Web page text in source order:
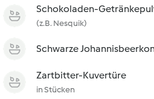
Schokoladen-
(z.B. Nesquik)
Schwarze
Zartbitter-Kuvertüre
in Stücken